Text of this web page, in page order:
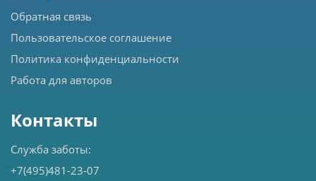
Обратная связь
Пользовательское соглашение
Политика конфиденциальности
Работа для авторов
Контакты
Служба заботы:
+7(495)481-23-07